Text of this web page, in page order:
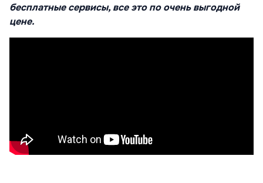
бесплатные сервисы, все это по очень выгодной
цене.